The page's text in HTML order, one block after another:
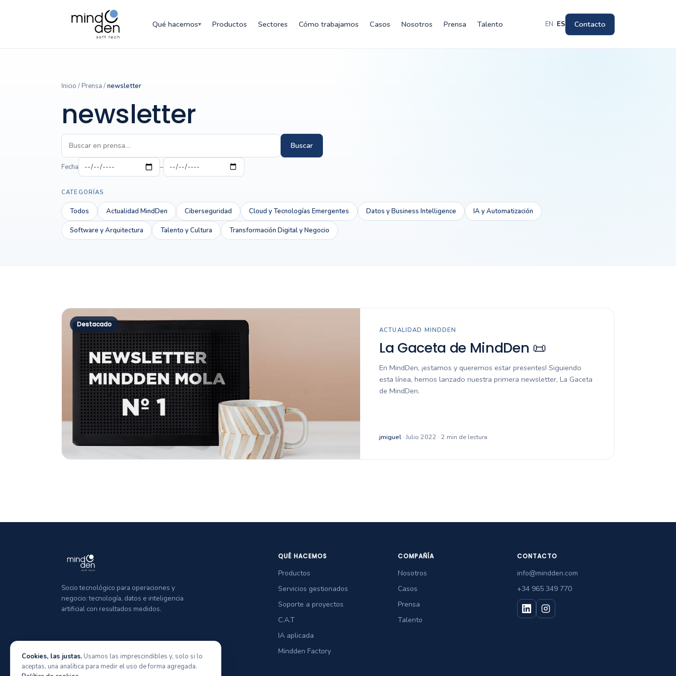
Qué hacemos▾ Productos Sectores Cómo trabajamos Casos Nosotros Prensa Talento EN · ES Contacto
Inicio / Prensa /newsletter
newsletter
Buscar
Fecha –
CATEGORÍAS
Todos Actualidad MindDen Ciberseguridad Cloud y Tecnologías Emergentes Datos y Business Intelligence IA y Automatización
Software y Arquitectura Talento y Cultura Transformación Digital y Negocio
Destacado
ACTUALIDAD MINDDEN
La Gaceta de MindDen 📜
En MindDen, ¡estamos y queremos estar presentes! Siguiendo
esta línea, hemos lanzado nuestra primera newsletter, La Gaceta
de MindDen.
jmiguel· Julio 2022 · 2 min de lectura
Socio tecnológico para operaciones y
negocio: tecnología, datos e inteligencia
artificial con resultados medidos.
QUÉ HACEMOS
Productos
Servicios gestionados
Soporte a proyectos
C.A.T
IA aplicada
Mindden Factory
COMPAÑÍA
Nosotros
Casos
Prensa
Talento
CONTACTO
info@mindden.com
+34 965 349 770
Cookies, las justas. Usamos las imprescindibles y, solo si lo
aceptas, una analítica para medir el uso de forma agregada.